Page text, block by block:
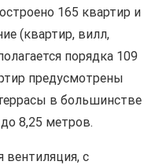
165 квартир и
(квартир, вилл,
порядка 109
предусмотрены
в большинстве
8,25 метров.
с